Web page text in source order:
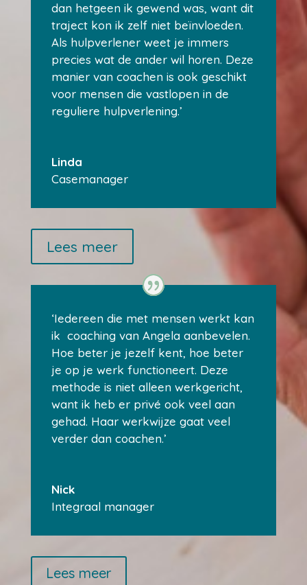
dan hetgeen ik gewend was, want dit
traject kon ik zelf niet beïnvloeden.
Als hulpverlener weet je immers
precies wat de ander wil horen. Deze
manier van coachen is ook geschikt
voor mensen die vastlopen in de
reguliere hulpverlening.’
Linda
Casemanager
Lees meer
‘Iedereen die met mensen werkt kan
ik coaching van Angela aanbevelen.
Hoe beter je jezelf kent, hoe beter
je op je werk functioneert. Deze
methode is niet alleen werkgericht,
want ik heb er privé ook veel aan
gehad. Haar werkwijze gaat veel
verder dan coachen.’
Nick
Integraal manager
Lees meer